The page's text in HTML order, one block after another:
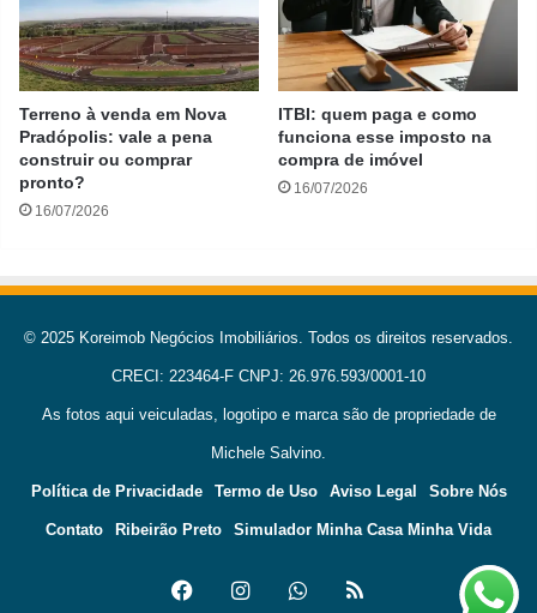
Terreno à venda em Nova
Pradópolis: vale a pena
construir ou comprar
pronto?
16/07/2026
ITBI: quem paga e como
funciona esse imposto na
compra de imóvel
16/07/2026
© 2025 Koreimob Negócios Imobiliários. Todos os direitos reservados.
CRECI: 223464-F CNPJ: 26.976.593/0001-10
As fotos aqui veiculadas, logotipo e marca são de propriedade de
Michele Salvino.
Política de Privacidade Termo de Uso Aviso Legal Sobre Nós
Contato Ribeirão Preto Simulador Minha Casa Minha Vida
FacebookInstagramWhatsApp
RSS